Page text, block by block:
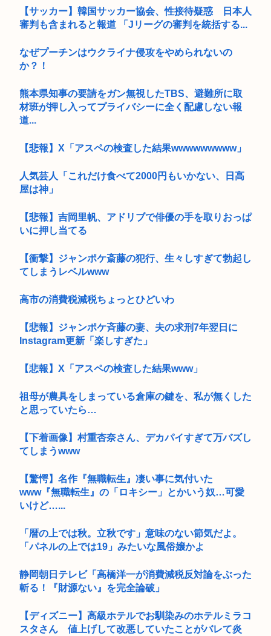
【サッカー】韓国サッカー協会、性接待疑惑 日本人
審判も含まれると報道 「Jリーグの審判を統括する...
なぜプーチンはウクライナ侵攻をやめられないの
か？！
熊本県知事の要請をガン無視したTBS、避難所に取
材班が押し入ってプライバシーに全く配慮しない報
道...
【悲報】X「アスペの検査した結果wwwwwwwww」
人気芸人「これだけ食べて2000円もいかない、日高
屋は神」
【悲報】吉岡里帆、アドリブで俳優の手を取りおっぱ
いに押し当てる
【衝撃】ジャンポケ斎藤の犯行、生々しすぎて勃起し
てしまうレベルwww
高市の消費税減税ちょっとひどいわ
【悲報】ジャンポケ斉藤の妻、夫の求刑7年翌日に
Instagram更新「楽しすぎた」
【悲報】X「アスペの検査した結果www」
祖母が農具をしまっている倉庫の鍵を、私が無くした
と思っていたら…
【下着画像】村重杏奈さん、デカパイすぎて万バズし
てしまうwww
【驚愕】名作『無職転生』凄い事に気付いた
www『無職転生』の「ロキシー」とかいう奴…可愛
いけど…...
「暦の上では秋。立秋です」意味のない節気だよ。
「パネルの上では19」みたいな風俗嬢かよ
静岡朝日テレビ「高橋洋一が消費減税反対論をぶった
斬る！『財源ない』を完全論破」
【ディズニー】高級ホテルでお馴染みのホテルミラコ
スタさん 値上げして改悪していたことがバレて炎